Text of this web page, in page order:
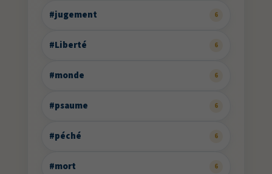
#jugement 6
#Liberté 6
#monde 6
#psaume 6
#péché 6
#mort 6